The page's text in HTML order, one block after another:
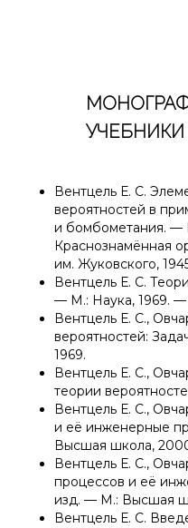
УЧЕБНИКИ
Вентцель Е. С.
вероятностей в
и бомбометания. —
Краснознамённая
им. Жуковского,
Вентцель Е. С.
— М.: Наука, 1969. —
Вентцель Е. С.,
вероятностей:
1969.
Вентцель Е. С.,
теории
Вентцель Е. С.,
и её инженерные
Высшая школа,
Вентцель Е. С.,
процессов и её
изд. — М.: Высшая
Вентцель Е. С.